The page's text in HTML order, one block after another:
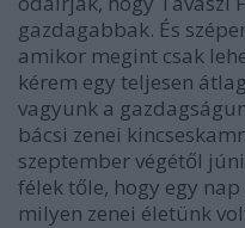
gazdagabbak. És
amikor megint csak
kérem egy teljesen
vagyunk a
bácsi zenei
szeptember végétől
félek tőle, hogy egy
milyen zenei életünk